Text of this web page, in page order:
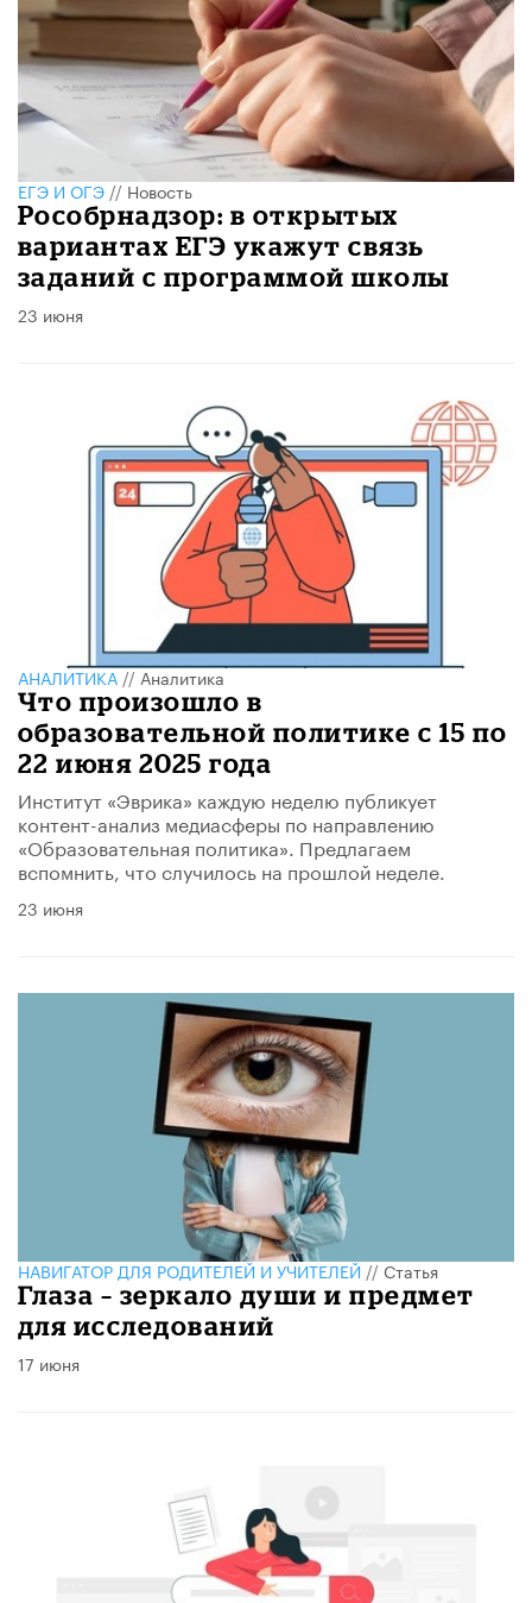
ЕГЭ И ОГЭ//Новость
Рособрнадзор: в открытых
вариантах ЕГЭ укажут связь
заданий с программой школы
23 июня
АНАЛИТИКА//Аналитика
Что произошло в
образовательной политике с 15 по
22 июня 2025 года
Институт «Эврика» каждую неделю публикует
контент-анализ медиасферы по направлению
«Образовательная политика». Предлагаем
вспомнить, что случилось на прошлой неделе.
23 июня
НАВИГАТОР ДЛЯ РОДИТЕЛЕЙ И УЧИТЕЛЕЙ//Статья
Глаза – зеркало души и предмет
для исследований
17 июня